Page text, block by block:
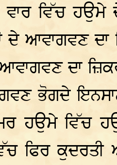
ਵਾਰ ਵਿੱਚ
ਦੇ ਆਵਾਗਵਣ
ਦਾ
ਭੋਗਦੇ
ਹਉਮੇ ਵਿੱਚ
ਫਿਰ